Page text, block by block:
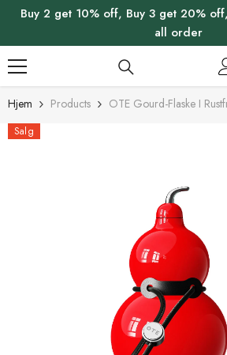
HOPP TIL INNHOLDET
Buy 2 get 10% off, Buy 3 get 20%
all order
Hjem Products OTE Gourd-Flaske I
Salg